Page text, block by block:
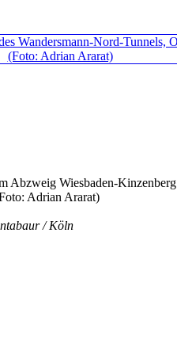
Abzweig Wiesbaden-Kinzenberg
Adrian Ararat)
/ Köln